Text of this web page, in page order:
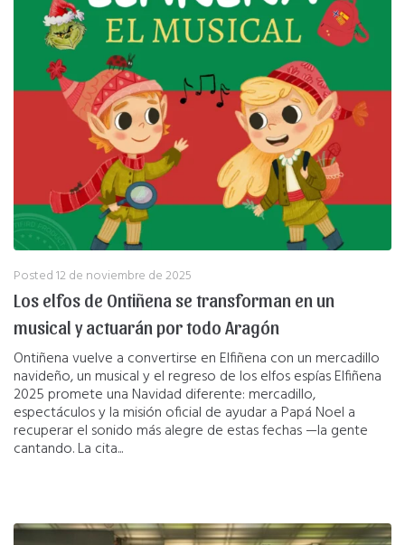
Posted12 de noviembre de 2025
Los elfos de Ontiñena se transforman en un
musical y actuarán por todo Aragón
Ontiñena vuelve a convertirse en Elfiñena con un mercadillo
navideño, un musical y el regreso de los elfos espías Elfiñena
2025 promete una Navidad diferente: mercadillo,
espectáculos y la misión oficial de ayudar a Papá Noel a
recuperar el sonido más alegre de estas fechas —la gente
cantando. La cita...